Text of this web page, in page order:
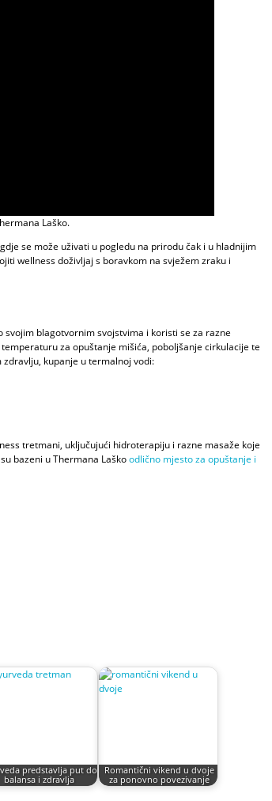
Laško.
se može uživati u pogledu na prirodu čak i u hladnijim
wellness doživljaj s boravkom na svježem zraku i
svojim blagotvornim svojstvima i koristi se za razne
za opuštanje mišića, poboljšanje cirkulacije te
kupanje u termalnoj vodi:
tretmani, uključujući hidroterapiju i razne masaže koje
bazeni u Thermana Laškoodlično mjesto za opuštanje i
predstavlja put do
balansa i zdravlja
Romantični vikend u dvoje
za ponovno povezivanje